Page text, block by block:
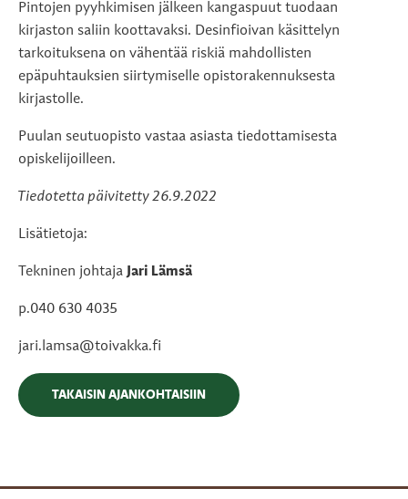
Pintojen pyyhkimisen jälkeen kangaspuut tuodaan
kirjaston saliin koottavaksi. Desinfioivan käsittelyn
tarkoituksena on vähentää riskiä mahdollisten
epäpuhtauksien siirtymiselle opistorakennuksesta
kirjastolle.
Puulan seutuopisto vastaa asiasta tiedottamisesta
opiskelijoilleen.
Tiedotetta päivitetty 26.9.2022
Lisätietoja:
Tekninen johtaja Jari Lämsä
p.040 630 4035
jari.lamsa@toivakka.fi
TAKAISIN AJANKOHTAISIIN